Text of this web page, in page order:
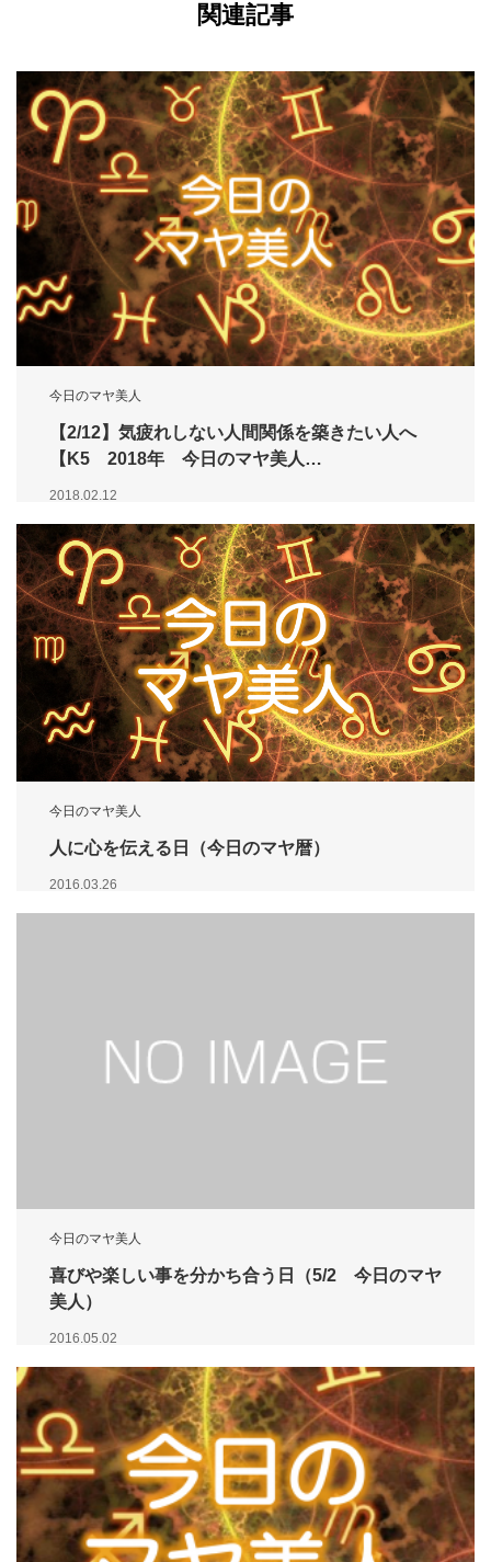
関連記事
今日のマヤ美人
【2/12】気疲れしない人間関係を築きたい人へ
【K5 2018年 今日のマヤ美人…
2018.02.12
今日のマヤ美人
人に心を伝える日（今日のマヤ暦）
2016.03.26
今日のマヤ美人
喜びや楽しい事を分かち合う日（5/2 今日のマヤ
美人）
2016.05.02